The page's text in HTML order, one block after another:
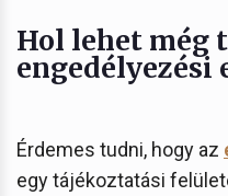
Hol lehet még
engedélyezési
Érdemes tudni, hogy az
egy tájékoztatási